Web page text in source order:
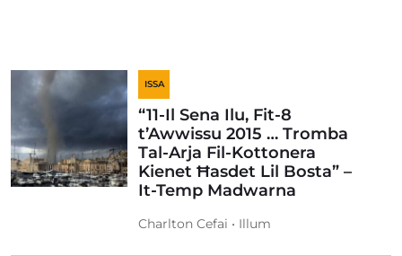
ISSA
“11-Il Sena Ilu, Fit-8
t’Awwissu 2015 … Tromba
Tal-Arja Fil-Kottonera
Kienet Ħasdet Lil Bosta” –
It-Temp Madwarna
Charlton Cefai • Illum